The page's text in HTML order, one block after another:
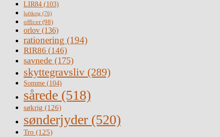
LIR84 (103)
luftkrig (76)
officer(98)
orlov (136)
rationering (194)
RIR86 (146)
savnede (175)
skyttegravsliv (289)
Somme (104)
sårede (518)
søkrig (126)
sønderjyder (520)
Tro (125)